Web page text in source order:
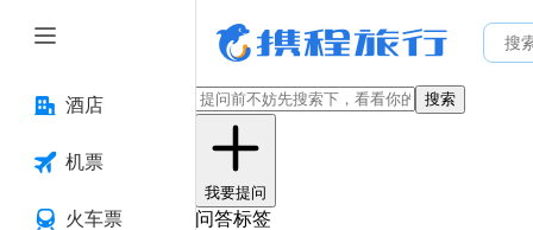
酒店
机票
火车票
搜索
我要提问
问答标签